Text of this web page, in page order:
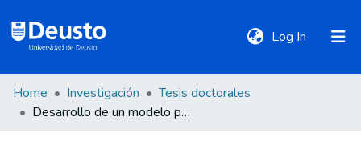
Log In (current)
DeustoTeka
Home Investigación
Tesis doctorales
Desarrollo de un modelo predictivo para la deserción temprana en estudiantes de primera matrícula en la Universidad Nacional Abierta y a Distancia de Colombia (UNAD)